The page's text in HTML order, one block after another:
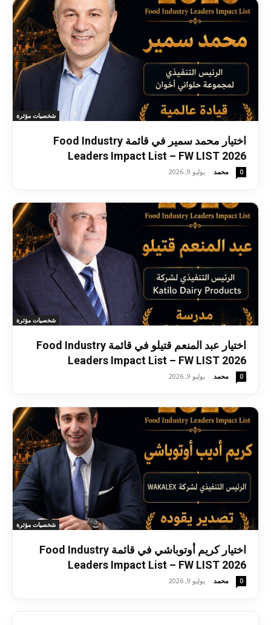
شخصيات مؤثرة
اختيار محمد سمير في قائمة Food Industry
Leaders Impact List – FW LIST 2026
محمد - يوليو 9, 2026 0
شخصيات مؤثرة
اختيار عبد المنعم قتيلو في قائمة Food Industry
Leaders Impact List – FW LIST 2026
محمد - يوليو 9, 2026 0
شخصيات مؤثرة
اختيار كريم أوتوباشي في قائمة Food Industry
Leaders Impact List – FW LIST 2026
محمد - يوليو 9, 2026 0